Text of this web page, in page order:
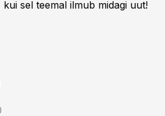
kui sel teemal ilmub midagi uut!